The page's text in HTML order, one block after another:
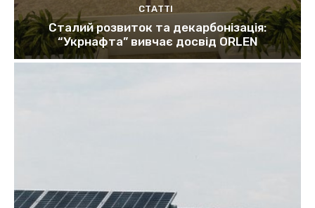
СТАТТІ
Сталий розвиток та декарбонізація:
“Укрнафта” вивчає досвід ORLEN